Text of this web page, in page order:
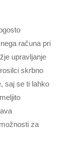
računa pri
upravljanje
skrbno
saj se ti lahko
za